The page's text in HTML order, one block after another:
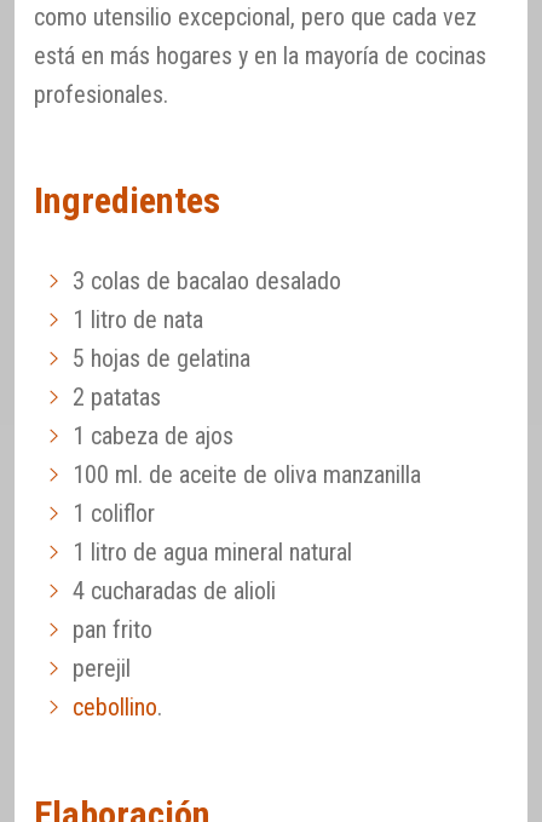
como utensilio excepcional, pero que cada vez
está en más hogares y en la mayoría de cocinas
profesionales.
Ingredientes
3 colas de bacalao desalado
1 litro de nata
5 hojas de gelatina
2 patatas
1 cabeza de ajos
100 ml. de aceite de oliva manzanilla
1 coliflor
1 litro de agua mineral natural
4 cucharadas de alioli
pan frito
perejil
cebollino.